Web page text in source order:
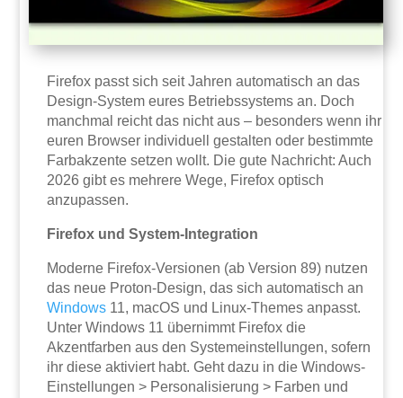
Firefox passt sich seit Jahren automatisch an das
Design-System eures Betriebssystems an. Doch
manchmal reicht das nicht aus – besonders wenn ihr
euren Browser individuell gestalten oder bestimmte
Farbakzente setzen wollt. Die gute Nachricht: Auch
2026 gibt es mehrere Wege, Firefox optisch
anzupassen.
Firefox und System-Integration
Moderne Firefox-Versionen (ab Version 89) nutzen
das neue Proton-Design, das sich automatisch an
Windows 11, macOS und Linux-Themes anpasst.
Unter Windows 11 übernimmt Firefox die
Akzentfarben aus den Systemeinstellungen, sofern
ihr diese aktiviert habt. Geht dazu in die Windows-
Einstellungen > Personalisierung > Farben und